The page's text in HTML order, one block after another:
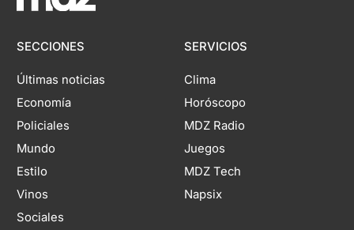
SECCIONES
Últimas noticias
Economía
Policiales
Mundo
Estilo
Vinos
Sociales
SERVICIOS
Clima
Horóscopo
MDZ Radio
Juegos
MDZ Tech
Napsix